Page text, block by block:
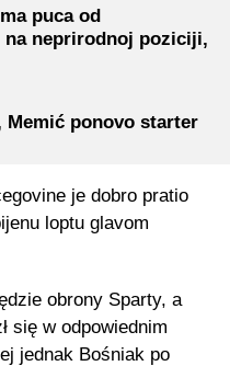
puca od
neprirodnoj poziciji,
Memić ponovo starter
je dobro pratio
loptu glavom
obrony Sparty, a
się w odpowiednim
jednak Bośniak po